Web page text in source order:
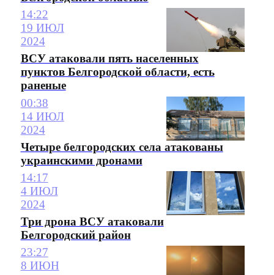
14:22
19 ИЮЛ
2024
ВСУ атаковали пять населенных
пунктов Белгородской области, есть
раненые
00:38
14 ИЮЛ
2024
Четыре белгородских села атакованы
украинскими дронами
14:17
4 ИЮЛ
2024
Три дрона ВСУ атаковали
Белгородский район
23:27
8 ИЮН